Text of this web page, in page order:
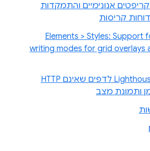
אנונימיים והתמקדות
קריסות
Elements > Styles: Support
writing modes for grid overlays
ביקורות של Lighthouse לדפים שאינם HTTP
ותמונת מצב